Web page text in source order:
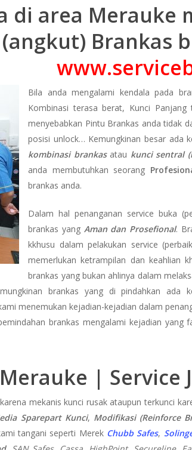
di area Merauke
(angkut) Brankas
Bila anda mengalami kendala pada
Kombinasi terasa berat, Kunci
menyebabkan Pintu Brankas anda tidak
posisi unlock… Kemungkinan besar ada
kombinasi brankasatau kunci sentral
anda membutuhkan seorang
brankas anda.
Dalam hal penanganan service buka
brankas yang Aman dan Prosefional.
kkhusu dalam pelakukan service
memerlukan ketrampilan dan keahlian
brankas yang bukan ahlinya dalam
brankas yang di pindahkan ada
menemukan kejadian-kejadian dalam
brankas mengalami kejadian yang
| Service
mekanis kunci rusak ataupun terkunci
Sparepart Kunci, Modifikasi (Reinforce
tangani seperti Merek Chubb Safes,